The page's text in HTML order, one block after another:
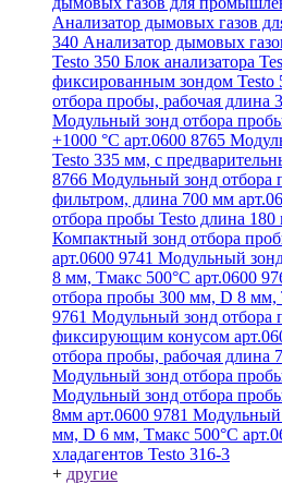
Анализатор дымовых газов
340 Анализатор дымовых
Testo 350 Блок анализатора
фиксированным зондом Testo
отбора пробы, рабочая длина
Модульный зонд отбора
+1000 °С арт.0600 8765
Testo 335 мм, с
8766 Модульный зонд отбора
фильтром, длина 700 мм
отбора пробы Testo длина
Компактный зонд отбора
арт.0600 9741 Модульный
8 мм, Tмакс 500°С арт.0600
отбора пробы 300 мм, D 8 мм,
9761 Модульный зонд отбора
фиксирующим конусом
отбора пробы, рабочая длина
Модульный зонд отбора
Модульный зонд отбора
8мм арт.0600 9781 Модульный
мм, D 6 мм, Tмакс 500°С
хладагентов Testo 316-3
+ другие